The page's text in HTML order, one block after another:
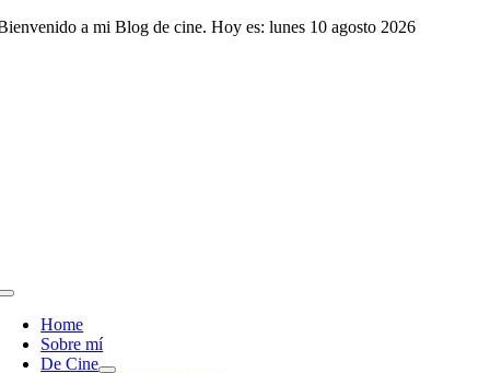
Saltar
a mi Blog de cine. Hoy es: lunes 10 agosto 2026
Toggle
NavigationHome
Sobre mí
De Cine